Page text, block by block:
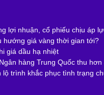
lợi nhuận, cổ phiếu chịu áp
hướng giá vàng thời gian tới?
giá dầu hạ nhiệt
hàng Trung Quốc thu
trình khắc phục tình trạng